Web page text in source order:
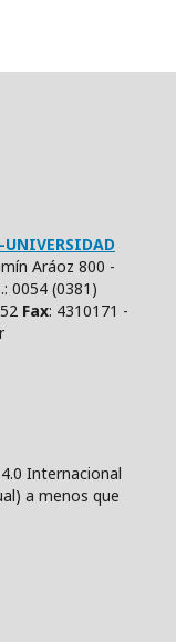
UNIVERSIDAD
Aráoz 800 -
.: 0054 (0381)
Fax: 4310171 -
a menos que